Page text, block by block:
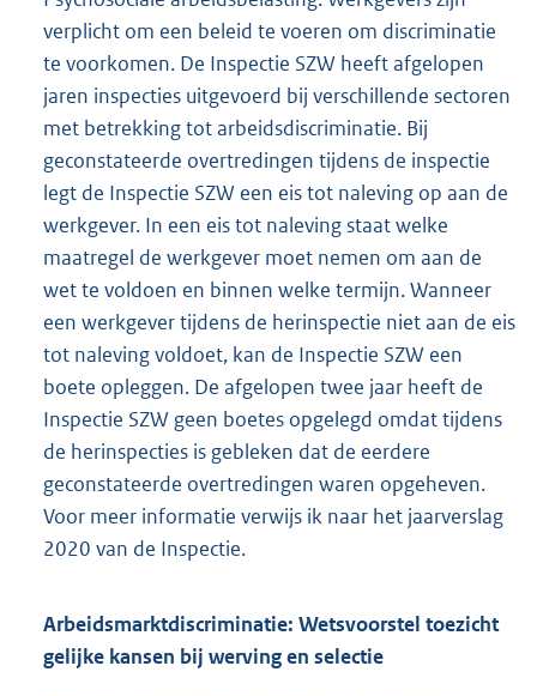
verplicht om een beleid te voeren om discriminatie
te voorkomen. De Inspectie SZW heeft afgelopen
jaren inspecties uitgevoerd bij verschillende sectoren
met betrekking tot arbeidsdiscriminatie. Bij
geconstateerde overtredingen tijdens de inspectie
legt de Inspectie SZW een eis tot naleving op aan de
werkgever. In een eis tot naleving staat welke
maatregel de werkgever moet nemen om aan de
wet te voldoen en binnen welke termijn. Wanneer
een werkgever tijdens de herinspectie niet aan de eis
tot naleving voldoet, kan de Inspectie SZW een
boete opleggen. De afgelopen twee jaar heeft de
Inspectie SZW geen boetes opgelegd omdat tijdens
de herinspecties is gebleken dat de eerdere
geconstateerde overtredingen waren opgeheven.
Voor meer informatie verwijs ik naar het jaarverslag
2020 van de Inspectie.
Arbeidsmarktdiscriminatie: Wetsvoorstel toezicht
gelijke kansen bij werving en selectie